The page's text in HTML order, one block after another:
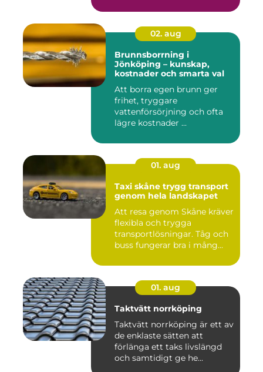
02. aug
Brunnsborrning i
Jönköping – kunskap,
kostnader och smarta val
Att borra egen brunn ger
frihet, tryggare
vattenförsörjning och ofta
lägre kostnader ...
01. aug
Taxi skåne trygg transport
genom hela landskapet
Att resa genom Skåne kräver
flexibla och trygga
transportlösningar. Tåg och
buss fungerar bra i mång...
01. aug
Taktvätt norrköping
Taktvätt norrköping är ett av
de enklaste sätten att
förlänga ett taks livslängd
och samtidigt ge he...